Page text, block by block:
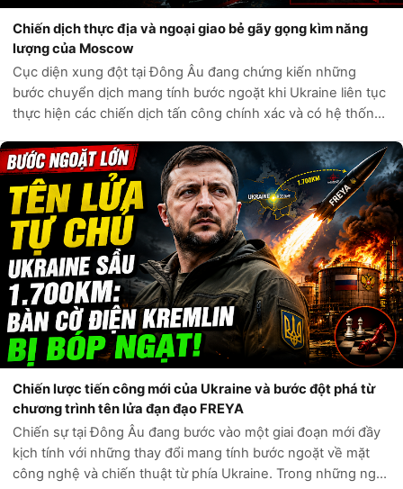
Chiến dịch thực địa và ngoại giao bẻ gãy gọng kìm năng
lượng của Moscow
Cục diện xung đột tại Đông Âu đang chứng kiến những
bước chuyển dịch mang tính bước ngoặt khi Ukraine liên tục
thực hiện các chiến dịch tấn công chính xác và có hệ thống
Không còn bó hẹp trong c...
Chiến lược tiến công mới của Ukraine và bước đột phá từ
chương trình tên lửa đạn đạo FREYA
Chiến sự tại Đông Âu đang bước vào một giai đoạn mới đầy
kịch tính với những thay đổi mang tính bước ngoặt về mặt
công nghệ và chiến thuật từ phía Ukraine. Trong những ngày